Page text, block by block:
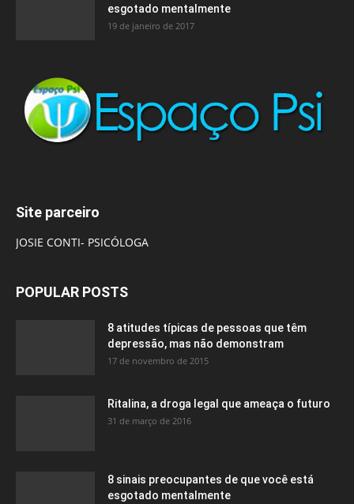
esgotado mentalmente
19 de janeiro de 2017
Site parceiro
JOSIE CONTI- PSICÓLOGA
POPULAR POSTS
8 atitudes típicas de pessoas que têm
depressão, mas não demonstram
17 de novembro de 2015
Ritalina, a droga legal que ameaça o futuro
31 de março de 2016
8 sinais preocupantes de que você está
esgotado mentalmente